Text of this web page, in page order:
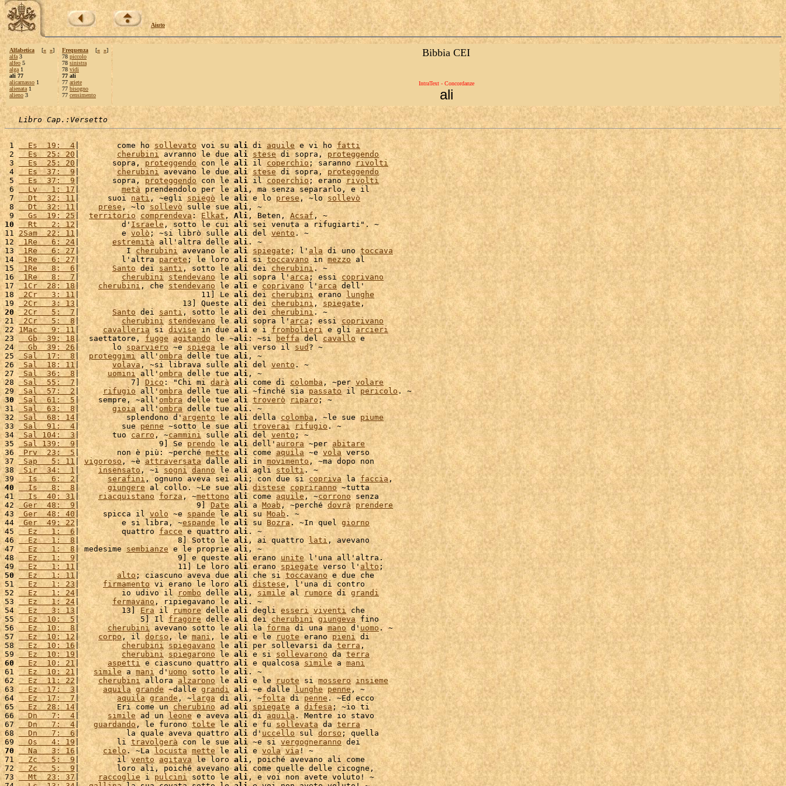
Aiuto
Alfabetica [« »]
alfa 3
alfeo 5
alga 1
ali 77
alicarnasso 1
alienata 1
alieno 3
Frequenza [« »]
78 piccolo
78 sinistra
78 vidi
77 ali
77 ariete
77 bisogno
77 censimento
Bibbia CEI
IntraText - Concordanze
ali
Libro Cap.:Versetto
1
  Es  19:  4
|        come ho sollevato voi su ali di aquile e vi ho fatti
2
  Es  25: 20
| cherubini avranno le due ali stese di sopra, proteggendo
3
  Es  25: 20
|       sopra, proteggendo con le ali il coperchio ; saranno rivolti
4
  Es  37:  9
| cherubini avevano le due ali stese di sopra, proteggendo
5
  Es  37:  9
|       sopra, proteggendo con le ali il coperchio ; erano rivolti
6
  Lv   1: 17
| metà prendendolo per le ali , ma senza separarlo, e il
7
  Dt  32: 11
|      suoi nati , ~egli spiegò le ali e lo prese , ~lo sollevò
8
  Dt  32: 11
| prese, ~lo sollevò sulle sue ali, ~
9
  Gs  19: 25
| territorio comprendeva : Elkat , Ali , Beten, Acsaf
10
  Rt   2: 12
|         d'Israele , sotto le cui ali sei venuta a rifugiarti". ~
11 2Sam  22: 11 |         e volò ; ~si librò sulle ali del vento . ~
12
1Re   6: 24 | estremità all'altra delle ali. ~
13
1Re   6: 27|          I cherubini avevano le ali spiegate; l'ala di uno toccava
14 1Re   6: 27 |         l'altra parete ; le loro ali si toccavano in mezzo al
15 1Re   8:  6 | Santo dei santi, sotto le ali dei cherubini . ~
16
1Re   8:  7 | cherubini stendevano le ali sopra l'arca ; essi coprivano
17 1Cr  28: 18| cherubini , che stendevano le ali e coprivano l'arca dell'
18
2Cr   3: 11 |                          11] Le ali dei cherubini erano
lunghe
19 2Cr   3: 13 |                      13] Queste ali dei cherubini , spiegate
20 2Cr   5:  7 | Santo dei santi, sotto le ali dei cherubini . ~
21
2Cr   5:  8| cherubini stendevano le ali sopra l' arca ; essi coprivano
22 1Mac   9: 11 | cavalleria si divise in due ali e i frombolieri e gli arcieri
23
  Gb  39: 18
|  saettatore, fugge agitando le ~ali: ~si beffa del cavallo e
24
  Gb  39: 26
|       lo sparviero ~e spiega le ali verso il sud? ~
25 Sal  17:  8 | proteggimi all' ombra delle tue ali , ~
26 Sal  18: 11 | volava , ~si librava sulle ali del vento . ~
27 Sal  36:  8 | uomini all'ombra delle tue ali , ~
28 Sal  55:  7 |           7] Dico : "Chi mi darà ali come di colomba , ~per volare
29
Sal  57:  2 | rifugio all' ombra delle tue ali ~finché sia passato il pericolo
30
Sal  61:  5|    sempre, ~all' ombra delle tue ali troverò riparo; ~
31 Sal  63:  8 | gioia all'ombra delle tue ali . ~
32 Sal  68: 14 |          splendono d' argento le ali della colomba , ~le sue piume
33 Sal  91:  4 |         sue penne ~sotto le sue ali troverai rifugio . ~
34 Sal 104:  3|       tuo carro, ~cammini sulle ali del vento ; ~
35 Sal 139:  9|                 9] Se prendo le ali dell' aurora ~per abitare
36 Prv  23:  5 |        non è più: ~perché mette ali come aquila ~e vola verso
37 Sap   5: 11 | vigoroso , ~è attraversata dalle ali in movimento, ~ma dopo non
38
Sir  34:  1| insensato , ~i sogni danno le ali agli stolti. ~
39
  Is   6:  2
| serafini , ognuno aveva sei ali ; con due si copriva la faccia
40
  Is   8:  8
| giungere al collo. ~Le sue ali distese copriranno ~tutta
41
  Is  40: 31
| riacquistano forza, ~mettono ali come aquile , ~corrono senza
42 Ger  48:  9 |                         9] Date ali a Moab , ~perché dovrà
prendere
43 Ger  48: 40 |     spicca il volo ~e spande le ali su Moab. ~
44 Ger  49: 22 |         e si libra, ~espande le ali su Bozra. ~In quel giorno
45
  Ez   1:  6
|         quattro facce e quattro ali . ~
46
  Ez   1:  8
|                     8] Sotto le ali, ai quattro lati , avevano
47
  Ez   1:  8
| medesime sembianze e le proprie ali , ~
48
  Ez   1:  9
|                     9] e queste ali erano unite l'una all'altra.
49
  Ez   1: 11
|                     11] Le loro ali erano spiegate verso l' alto
50
  Ez   1: 11
| alto ; ciascuno aveva due ali che si toccavano e due che
51
  Ez   1: 23
| firmamento vi erano le loro ali distese , l'una di contro
52
  Ez   1: 24
|         io udivo il rombo delle ali , simile al rumore di grandi
53
  Ez   1: 24
| fermavano , ripiegavano le ali . ~
54
  Ez   3: 13
|         13] Era il rumore delle ali degli esseri viventi che
55
  Ez  10:  5
|             5] Il fragore delle ali dei cherubini giungeva fino
56
  Ez  10:  8
| cherubini avevano sotto le ali la forma di una mano d' uomo . ~
57
  Ez  10: 12
| corpo , il dorso , le mani , le ali e le ruote erano pieni di
58
  Ez  10: 16
| cherubini spiegavano le ali per sollevarsi da terra ,
59
  Ez  10: 19
| cherubini spiegarono le ali e si sollevarono da terra
60
  Ez  10: 21
| aspetti e ciascuno quattro ali e qualcosa simile a mani
61
  Ez  10: 21
| simile a mani d'uomo sotto le ali. ~
62
  Ez  11: 22
| cherubini allora alzarono le ali e le ruote si mossero insieme
63
  Ez  17:  3
| aquila grande ~dalle grandi ali ~e dalle lunghe penne , ~
64
  Ez  17:  7
| aquila grande , ~larga di ali , ~folta di penne . ~Ed ecco
65
  Ez  28: 14
|        Eri come un cherubino ad ali spiegate a difesa ; ~io ti
66
  Dn   7:  4
| simile ad un leone e aveva ali di aquila . Mentre io stavo
67
  Dn   7:  4
| guardando , le furono tolte le ali e fu sollevata da terra
68
  Dn   7:  6
|          la quale aveva quattro ali d' uccello sul dorso ; quella
69
  Os   4: 19
|        li travolgerà con le sue ali ~e si vergogneranno
70
  Na   3: 16
| cielo. ~La locusta mette le ali e vola via! ~
71
  Zc   5:  9
|        il vento agitava le loro ali , poiché avevano ali come
72
  Zc   5:  9
|        loro ali, poiché avevano ali come quelle delle cicogne,
73
  Mt  23: 37
| raccoglie i pulcini sotto le ali , e voi non avete voluto! ~